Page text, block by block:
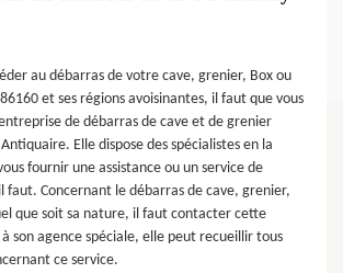
au débarras de votre cave, grenier, Box ou
et ses régions avoisinantes, il faut que vous
de débarras de cave et de grenier
Elle dispose des spécialistes en la
fournir une assistance ou un service de
faut. Concernant le débarras de cave, grenier,
que soit sa nature, il faut contacter cette
son agence spéciale, elle peut recueillir tous
ce service.